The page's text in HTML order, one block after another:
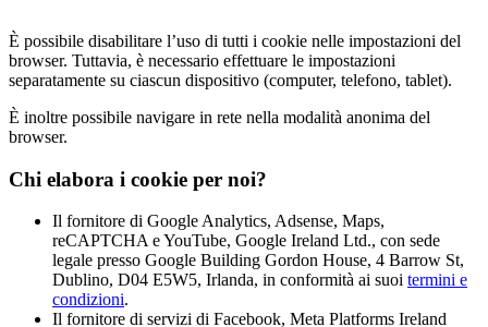
È possibile disabilitare l’uso di tutti i cookie nelle impostazioni del
browser. Tuttavia, è necessario effettuare le impostazioni
separatamente su ciascun dispositivo (computer, telefono, tablet).
È inoltre possibile navigare in rete nella modalità anonima del
browser.
Chi elabora i cookie per noi?
Il fornitore di Google Analytics, Adsense, Maps,
reCAPTCHA e YouTube, Google Ireland Ltd., con sede
legale presso Google Building Gordon House, 4 Barrow St,
Dublino, D04 E5W5, Irlanda, in conformità ai suoi termini e
condizioni.
Il fornitore di servizi di Facebook, Meta Platforms Ireland